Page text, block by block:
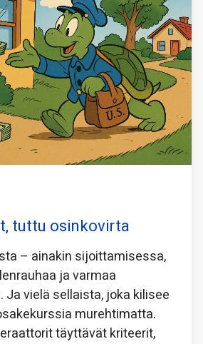
tuttu osinkovirta
– ainakin sijoittamisessa,
ja varmaa
Ja vielä sellaista, joka kilisee
murehtimatta.
täyttävät kriteerit,